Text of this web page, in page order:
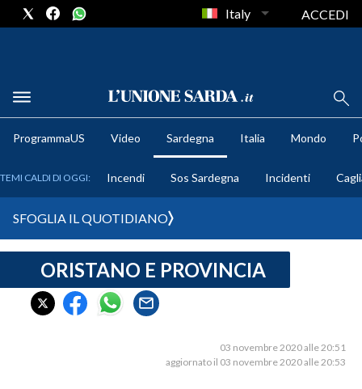
METEO
CRONACA SARDEGNA
CAGLIARI
Italy ACCEDI
ProgrammaUS Video Sardegna Italia Mondo
TEMI CALDI DI OGGI: Incendi Sos Sardegna Incidenti
SFOGLIA IL QUOTIDIANO
ORISTANO E PROVINCIA
03 novembre 2020 alle 20:51
aggiornato il 03 novembre 2020 alle 20:53